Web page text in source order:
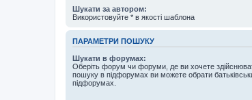
Шукати за автором:
Використовуйте * в якості шаблона
ПАРАМЕТРИ ПОШУКУ
Шукати в форумах:
Оберіть форум чи форуми, де ви хочете
пошуку в підфорумах ви можете обрати
підфорумах.